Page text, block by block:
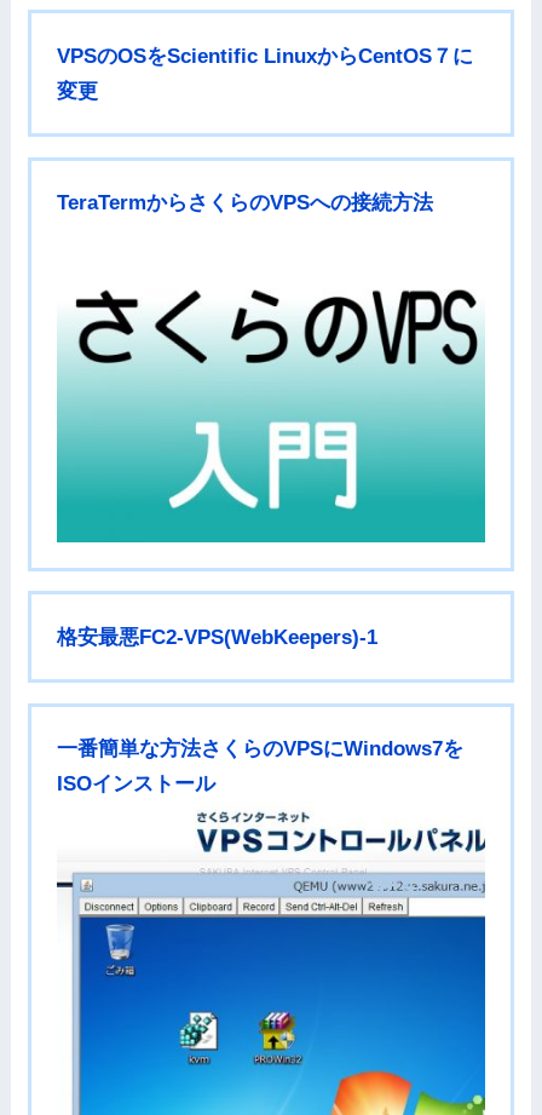
VPSのOSをScientific LinuxからCentOS７に
変更
TeraTermからさくらのVPSへの接続方法
格安最悪FC2-VPS(WebKeepers)-1
一番簡単な方法さくらのVPSにWindows7を
ISOインストール